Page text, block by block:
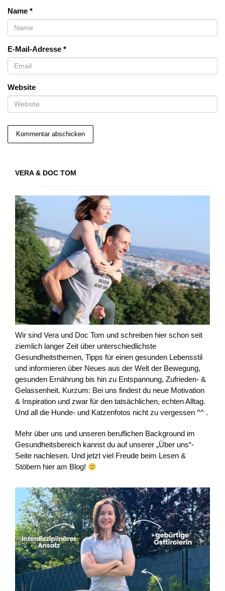
Name *
E-Mail-Adresse *
Website
VERA & DOC TOM
Wir sind Vera und Doc Tom und schreiben hier schon seit
ziemlich langer Zeit über unterschiedlichste
Gesundheitsthemen, Tipps für einen gesunden Lebensstil
und informieren über Neues aus der Welt der Bewegung,
gesunden Ernährung bis hin zu Entspannung, Zufrieden- &
Gelassenheit. Kurzum: Bei uns findest du neue Motivation
& Inspiration und zwar für den tatsächlichen, echten Alltag.
Und all die Hunde- und Katzenfotos nicht zu vergessen ^^ .
Mehr über uns und unseren beruflichen Background im
Gesundheitsbereich kannst du auf unserer „Über uns“-
Seite nachlesen. Und jetzt viel Freude beim Lesen &
Stöbern hier am Blog!